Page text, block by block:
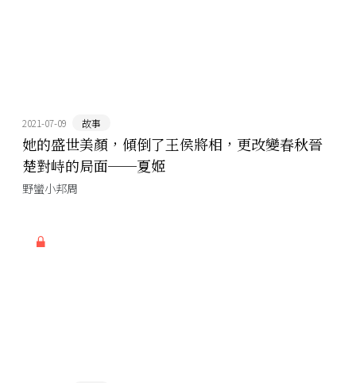
2021-07-09 故事
她的盛世美顏，傾倒了王侯將相，更改變春秋晉
楚對峙的局面──夏姬
野蠻小邦周